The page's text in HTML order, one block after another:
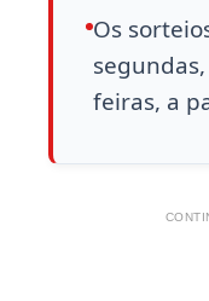
Os
feiras, a